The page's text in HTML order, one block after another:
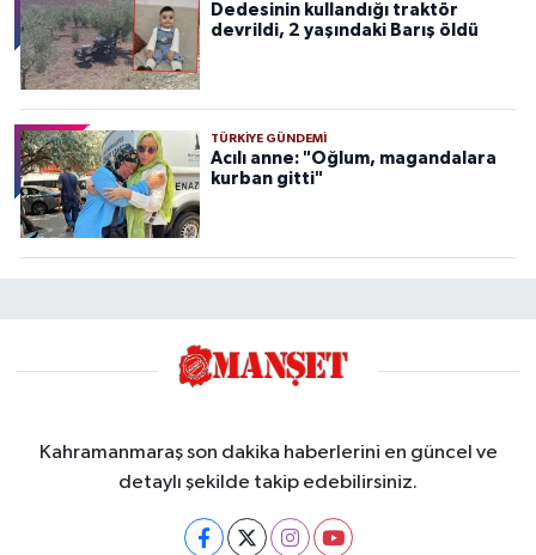
Dedesinin kullandığı traktör
devrildi, 2 yaşındaki Barış öldü
TÜRKIYE GÜNDEMI
Acılı anne: "Oğlum, magandalara
kurban gitti"
Kahramanmaraş son dakika haberlerini en güncel ve
detaylı şekilde takip edebilirsiniz.